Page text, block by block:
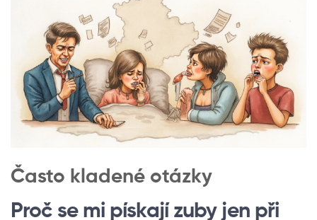
Často kladené otázky
Proč se mi pískají zuby jen při